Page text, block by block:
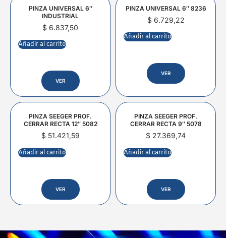
PINZA UNIVERSAL 6″
INDUSTRIAL
$ 6.837,50
Añadir al carrito
VER
PINZA UNIVERSAL 6″ 8236
$6.729,22
Añadir al carrito
VER
PINZA SEEGER PROF.
CERRAR RECTA 12″ 5082
$51.421,59
Añadir al carrito
VER
PINZA SEEGER PROF.
CERRAR RECTA 9″ 5078
$ 27.369,74
Añadir al carrito
VER